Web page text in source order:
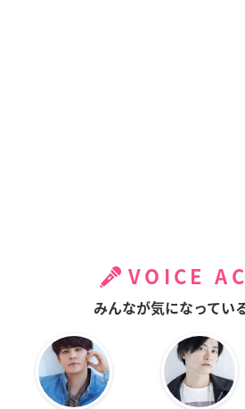
VOICE
みんなが気になってい